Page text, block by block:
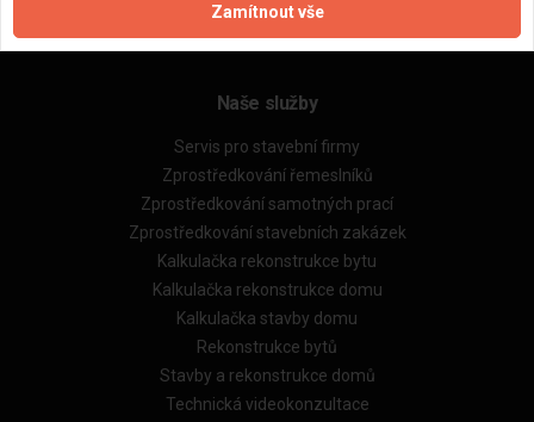
Reference
Naše excelové tabulky online
Naše služby
Servis pro stavební firmy
Zprostředkování řemeslníků
Zprostředkování samotných prací
Zprostředkování stavebních zakázek
Kalkulačka rekonstrukce bytu
Kalkulačka rekonstrukce domu
Kalkulačka stavby domu
Rekonstrukce bytů
Stavby a rekonstrukce domů
Technická videokonzultace
Zamítnout vše